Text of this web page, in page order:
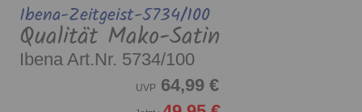
Ibena-Zeitgeist-5734/100
Qualität Mako-Satin
Ibena Art.Nr. 5734/100
UVP 64,99 €